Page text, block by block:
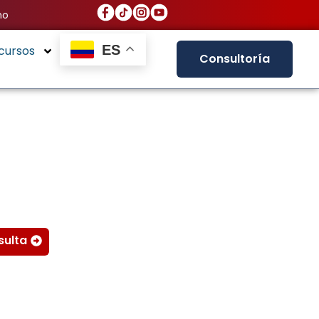
ES
Consultoría